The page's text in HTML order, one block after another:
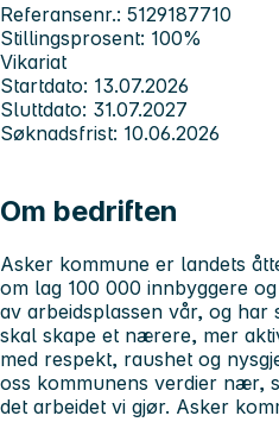
Referansenr.: 5129187710
Stillingsprosent: 100%
Vikariat
Startdato: 13.07.2026
Sluttdato: 31.07.2027
Søknadsfrist: 10.06.2026
Om bedriften
Asker kommune er landets
om lag 100 000 innbyggere
av arbeidsplassen vår, og har
skal skape et nærere, mer
med respekt, raushet og
oss kommunens verdier nær,
det arbeidet vi gjør. Asker